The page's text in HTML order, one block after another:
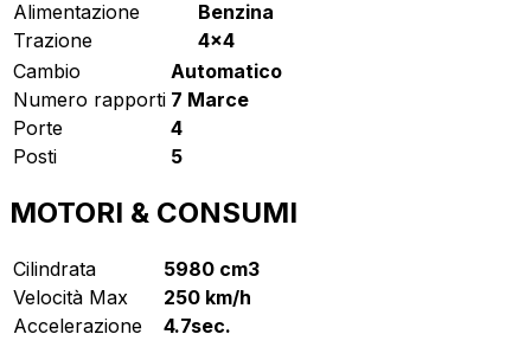
Alimentazione
Benzina
Trazione
4x4
Cambio
Automatico
Numero rapporti 7 Marce
Porte
4
Posti
5
MOTORI & CONSUMI
Cilindrata
5980 cm3
Velocità Max
250 km/h
Accelerazione
4.7sec.